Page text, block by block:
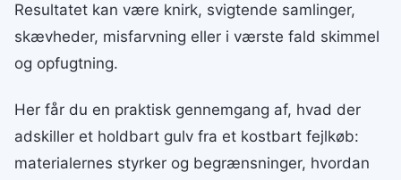
Resultatet kan være knirk, svigtende samlinger,
skævheder, misfarvning eller i værste fald skimmel
og opfugtning.
Her får du en praktisk gennemgang af, hvad der
adskiller et holdbart gulv fra et kostbart fejlkøb:
materialernes styrker og begrænsninger, hvordan